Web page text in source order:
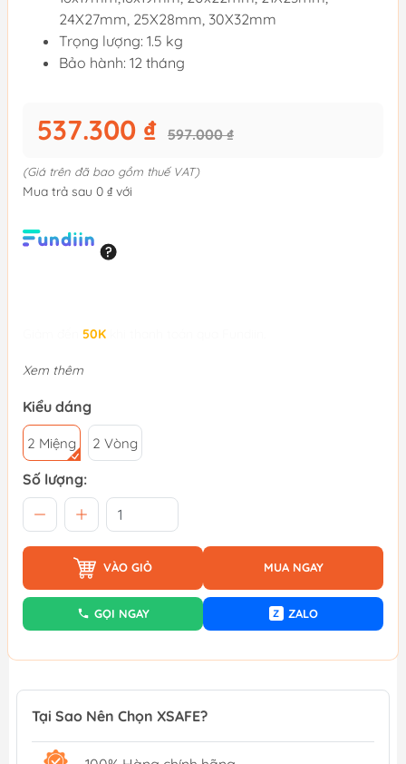
24X27mm, 25X28mm, 30X32mm
Trọng lượng: 1.5 kg
Bảo hành: 12 tháng
537.300 ₫ 597.000 ₫
(Giá trên đã bao gồm thuế VAT)
Mua trả sau 0 ₫ với
50K
Xem thêm
Kiểu dáng
2 Miệng 2 Vòng
Số lượng:
VÀO GIỎ MUA NGAY
GỌI NGAY Z ZALO
Tại Sao Nên Chọn XSAFE?